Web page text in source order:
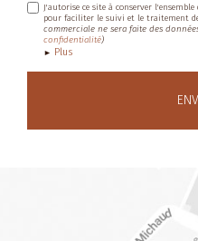
J'autorise ce site à conserver
pour faciliter le suivi et le traitement
commerciale ne sera faite des
confidentialité)
Plus